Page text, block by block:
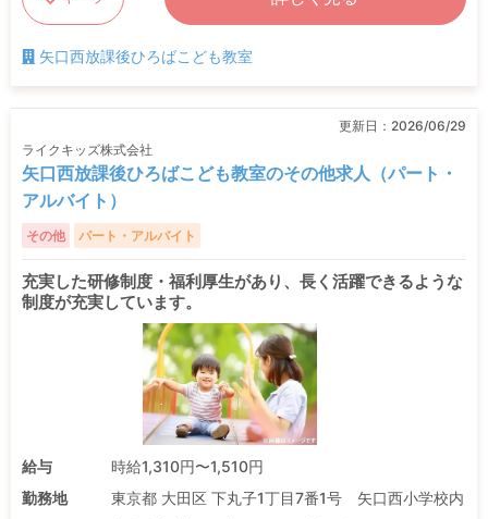
矢口西放課後ひろばこども教室
更新日： 2026/06/29
ライクキッズ株式会社
矢口西放課後ひろばこども教室のその他求人（パート・
アルバイト）
その他 パート・アルバイト
充実した研修制度・福利厚生があり、長く活躍できるような
制度が充実しています。
給与
時給1,310円〜1,510円
勤務地
東京都 大田区 下丸子1丁目7番1号 矢口西小学校内